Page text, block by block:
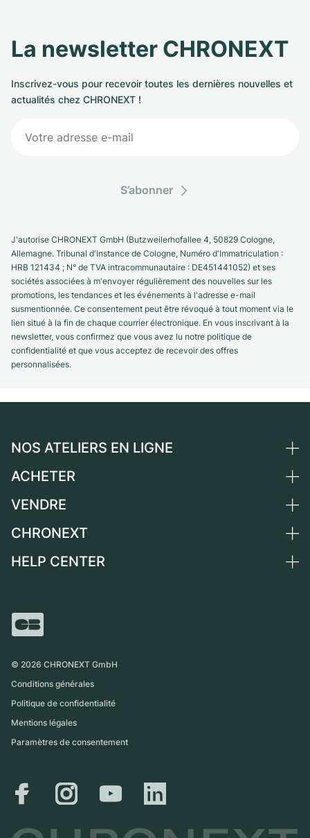
La newsletter CHRONEXT
Inscrivez-vous pour recevoir toutes les dernières nouvelles et
actualités chez CHRONEXT !
S’abonner
J'autorise CHRONEXT GmbH (Butzweilerhofallee 4, 50829 Cologne,
Allemagne. Tribunal d'Instance de Cologne, Numéro d'Immatriculation :
HRB 121434 ; N° de TVA intracommunautaire : DE451441052) et ses
sociétés associées à m'envoyer régulièrement des nouvelles sur les
promotions, les tendances et les événements à l'adresse e-mail
susmentionnée. Ce consentement peut être révoqué à tout moment via le
lien situé à la fin de chaque courrier électronique. En vous inscrivant à la
newsletter, vous confirmez que vous avez lu notre politique de
confidentialité et que vous acceptez de recevoir des offres
personnalisées.
NOS ATELIERS EN LIGNE
Allemagne
Suisse
France
International
ACHETER
Toutes les montres de luxe
Independent Brands
VENDRE
Vendre une montre
CHRONEXT
Qui sommes-nous ?
Magazine
HELP CENTER
Retrait sur place
© 2026 CHRONEXT GmbH
Conditions générales
Politique de confidentialité
Mentions légales
Paramètres de consentement